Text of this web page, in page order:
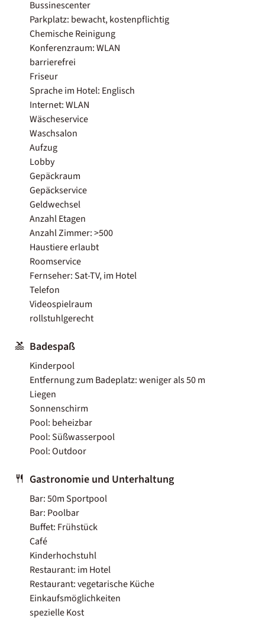
Bussinescenter
Parkplatz: bewacht, kostenpflichtig
Chemische Reinigung
Konferenzraum: WLAN
barrierefrei
Friseur
Sprache im Hotel: Englisch
Internet: WLAN
Wäscheservice
Waschsalon
Aufzug
Lobby
Gepäckraum
Gepäckservice
Geldwechsel
Anzahl Etagen
Anzahl Zimmer: >500
Haustiere erlaubt
Roomservice
Fernseher: Sat-TV, im Hotel
Telefon
Videospielraum
rollstuhlgerecht
Badespaß
Kinderpool
Entfernung zum Badeplatz: weniger als 50 m
Liegen
Sonnenschirm
Pool: beheizbar
Pool: Süßwasserpool
Pool: Outdoor
Gastronomie und Unterhaltung
Bar: 50m Sportpool
Bar: Poolbar
Buffet: Frühstück
Café
Kinderhochstuhl
Restaurant: im Hotel
Restaurant: vegetarische Küche
Einkaufsmöglichkeiten
spezielle Kost